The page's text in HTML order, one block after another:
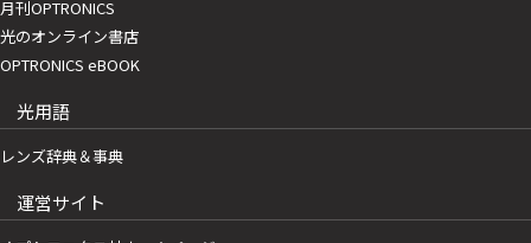
月刊OPTRONICS
光のオンライン書店
OPTRONICS eBOOK
光用語
レンズ辞典＆事典
運営サイト